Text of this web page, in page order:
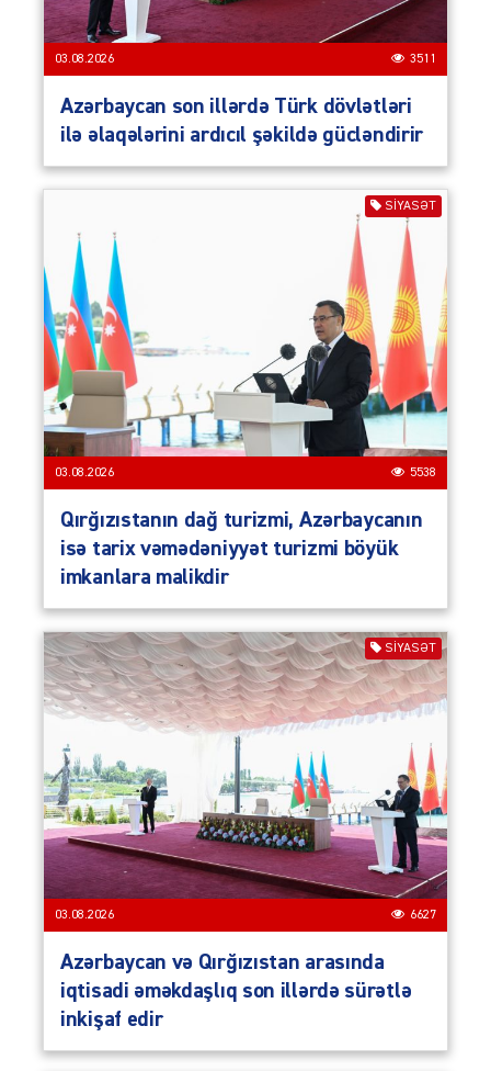
03.08.2026 3511
Azərbaycan son illərdə Türk dövlətləri
ilə əlaqələrini ardıcıl şəkildə gücləndirir
SIYASƏT
03.08.2026 5538
Qırğızıstanın dağ turizmi, Azərbaycanın
isə tarix vəmədəniyyət turizmi böyük
imkanlara malikdir
SIYASƏT
03.08.2026 6627
Azərbaycan və Qırğızıstan arasında
iqtisadi əməkdaşlıq son illərdə sürətlə
inkişaf edir